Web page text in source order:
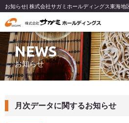
NEWS
お知らせ
月次データに関するお知らせ